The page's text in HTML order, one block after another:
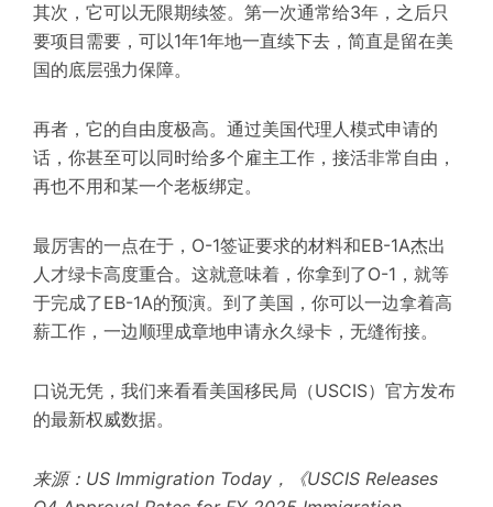
其次，它可以无限期续签。第一次通常给3年，之后只
要项目需要，可以1年1年地一直续下去，简直是留在美
国的底层强力保障。
再者，它的自由度极高。通过美国代理人模式申请的
话，你甚至可以同时给多个雇主工作，接活非常自由，
再也不用和某一个老板绑定。
最厉害的一点在于，O-1签证要求的材料和EB-1A杰出
人才绿卡高度重合。这就意味着，你拿到了O-1，就等
于完成了EB-1A的预演。到了美国，你可以一边拿着高
薪工作，一边顺理成章地申请永久绿卡，无缝衔接。
口说无凭，我们来看看美国移民局（USCIS）官方发布
的最新权威数据。
来源：US Immigration Today，《USCIS Releases